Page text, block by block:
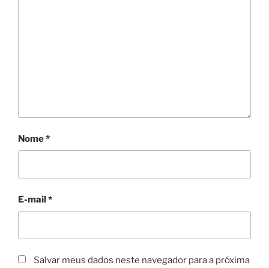
Nome*
E-mail*
Salvar meus dados neste navegador para a próxima